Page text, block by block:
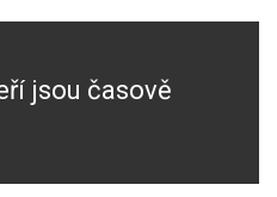
jsou časově